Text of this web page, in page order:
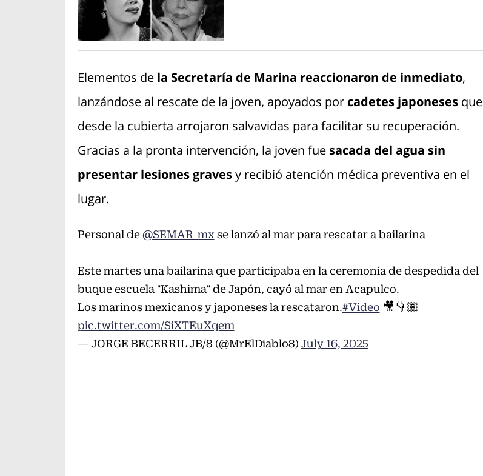
Elementos de la Secretaría de Marina reaccionaron de inmediato,
lanzándose al rescate de la joven, apoyados por cadetes japonesesque
desde la cubierta arrojaron salvavidas para facilitar su recuperación.
Gracias a la pronta intervención, la joven fuesacada del agua sin
presentar lesiones gravesy recibió atención médica preventiva en el
lugar.
Personal de@SEMAR_mx se lanzó al mar para rescatar a bailarina
Este martes una bailarina que participaba en la ceremonia de despedida del
buque escuela "Kashima" de Japón, cayó al mar en Acapulco.
Los marinos mexicanos y japoneses la rescataron.#Video 🎥👇🏽
pic.twitter.com/SiXTEuXqem
— JORGE BECERRIL JB/8 (@MrElDiablo8) July 16, 2025